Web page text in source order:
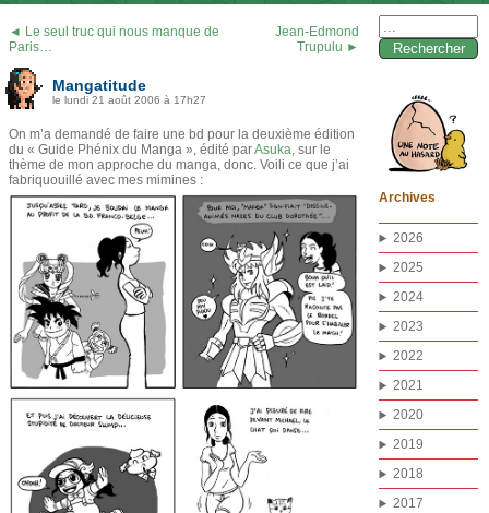
◄ Le seul truc qui nous manque de
Paris…
Jean-Edmond
Trupulu ►
Mangatitude
le lundi 21 août 2006 à 17h27
On m’a demandé de faire une bd pour la deuxième édition
du « Guide Phénix du Manga », édité parAsuka, sur le
thème de mon approche du manga, donc. Voili ce que j’ai
fabriquouillé avec mes mimines :
Archives
2026
2025
2024
2023
2022
2021
2020
2019
2018
2017